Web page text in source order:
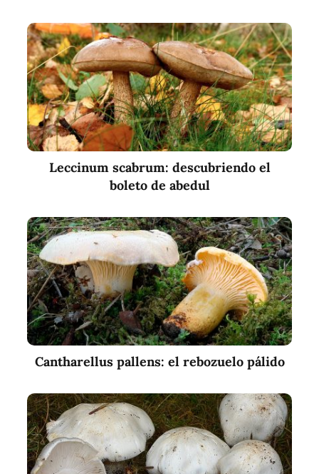
Leccinum scabrum: descubriendo el
boleto de abedul
Cantharellus pallens: el rebozuelo pálido